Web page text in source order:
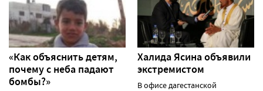
«Как объяснить детям,
почему с неба падают
бомбы?»
Халида Ясина объявили
экстремистом
В офисе дагестанской